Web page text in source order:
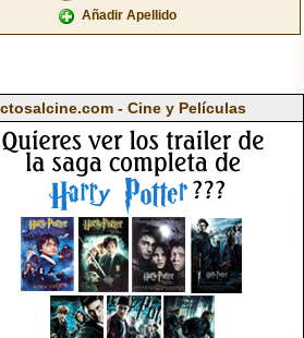
Añadir Apellido
- Cine y Películas